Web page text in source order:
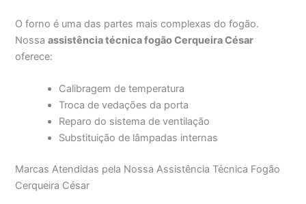
O forno é uma das partes mais complexas do fogão.
Nossaassistência técnica fogão Cerqueira César
oferece:
Calibragem de temperatura
Troca de vedações da porta
Reparo do sistema de ventilação
Substituição de lâmpadas internas
Marcas Atendidas pela Nossa Assistência Técnica Fogão
Cerqueira César